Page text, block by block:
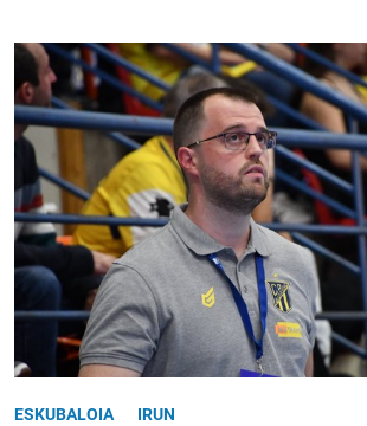
ESKUBALOIA IRUN